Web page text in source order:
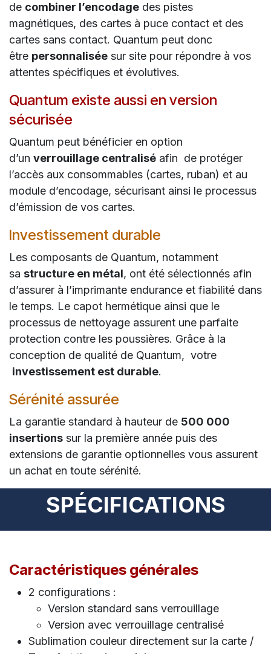
de combiner l’encodage des pistes
magnétiques, des cartes à puce contact et des
cartes sans contact. Quantum peut donc
être personnalisée sur site pour répondre à vos
attentes spécifiques et évolutives.
Quantum existe aussi en version
sécurisée
Quantum peut bénéficier en option
d’un verrouillage centralisé afin de protéger
l’accès aux consommables (cartes, ruban) et au
module d’encodage, sécurisant ainsi le processus
d’émission de vos cartes.
Investissement durable
Les composants de Quantum, notamment
sa structure en métal, ont été sélectionnés afin
d’assurer à l’imprimante endurance et fiabilité dans
le temps. Le capot hermétique ainsi que le
processus de nettoyage assurent une parfaite
protection contre les poussières. Grâce à la
conception de qualité de Quantum, votre
investissement est durable.
Sérénité assurée
La garantie standard à hauteur de 500 000
insertions sur la première année puis des
extensions de garantie optionnelles vous assurent
un achat en toute sérénité.
SPÉCIFICATIONS
Caractéristiques générales
2 configurations :
Version standard sans verrouillage
Version avec verrouillage centralisé
Sublimation couleur directement sur la carte /